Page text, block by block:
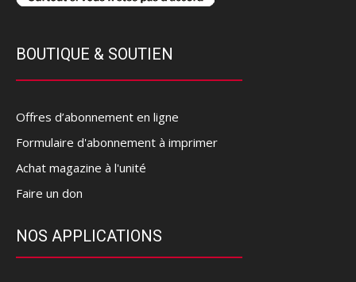
BOUTIQUE & SOUTIEN
Offres d’abonnement en ligne
Formulaire d'abonnement à imprimer
Achat magazine à l'unité
Faire un don
NOS APPLICATIONS